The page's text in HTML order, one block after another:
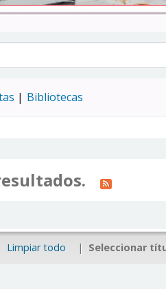
Bibliotecas
Limpiar todo Seleccionar